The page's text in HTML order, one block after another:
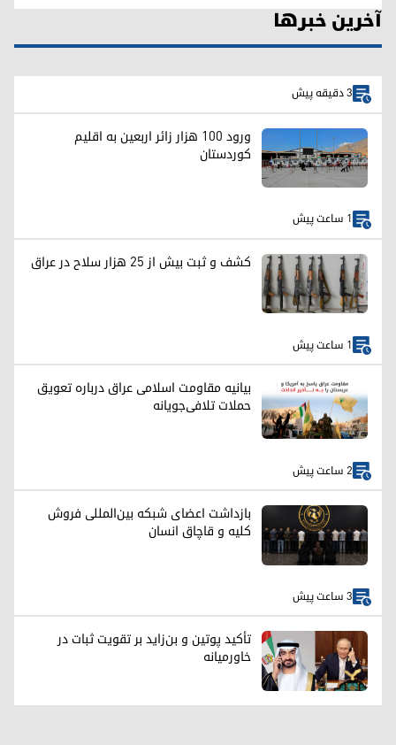
آخرین خبرها
3 دقیقه پیش
ورود ۱۰۰ هزار زائر اربعین به اقلیم
کوردستان
1 ساعت پیش
کشف و ثبت بیش از ۲۵ هزار سلاح در عراق
1 ساعت پیش
بیانیه مقاومت اسلامی عراق درباره تعویق
حملات تلافی‌جویانه
2 ساعت پیش
بازداشت اعضای شبکه بین‌المللی فروش
کلیه و قاچاق انسان
3 ساعت پیش
تأکید پوتین و بن‌زاید بر تقویت ثبات در
خاورمیانه